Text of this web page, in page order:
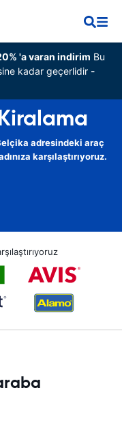
'a varan indirim Bu
kadar geçerlidir -
adresindeki araç
karşılaştırıyoruz.